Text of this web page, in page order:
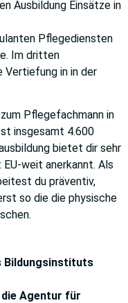
Ausbildung Einsätze in
Pflegediensten
Im dritten
Vertiefung in in der
Pflegefachmann in
insgesamt 4.600
bietet dir sehr
weit anerkannt. Als
du präventiv,
so die die physische
Bildungsinstituts
Agentur für